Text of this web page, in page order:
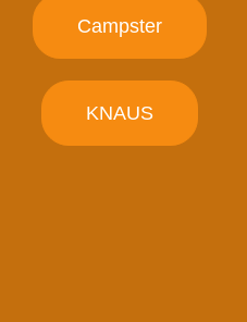
Campster
KNAUS